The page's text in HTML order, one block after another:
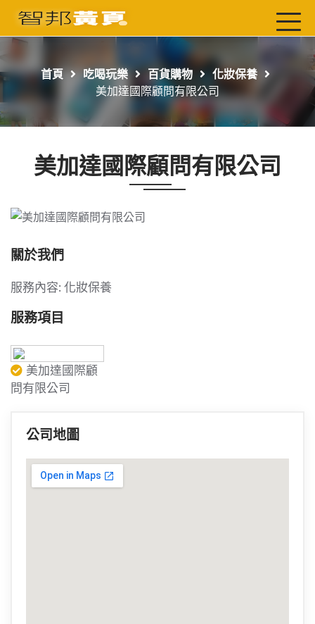
首頁
工商服務
免費刊登
首頁 吃喝玩樂 百貨購物
化妝保養
美加達國際顧問有限公司
美加達國際顧問有限公司
關於我們
服務內容: 化妝保養
服務項目
美加達國際顧
問有限公司
公司地圖